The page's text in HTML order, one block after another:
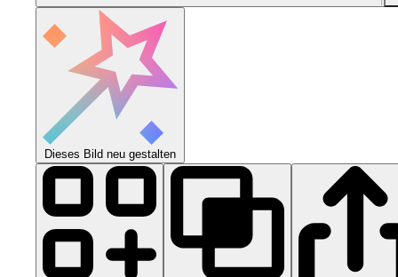
Dieses Bild neu gestalten